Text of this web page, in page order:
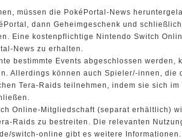
müssen die PokéPortal-News
dann Geheimgeschenk und
Eine kostenpflichtige Nintendo Switch
News zu erhalten.
bestimmte Events abgeschlossen werden,
Allerdings können auch Spieler/-innen, die
Tera-Raids teilnehmen, indem sie sich im
Online-Mitgliedschaft (separat erhältlich)
Raids zu bestreiten. Die relevanten
switch-online gibt es weitere Informationen.